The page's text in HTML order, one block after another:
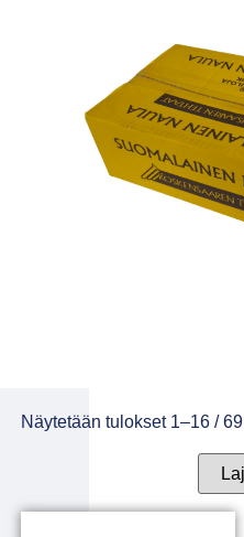
Näytetään tulokset 1–16 / 69